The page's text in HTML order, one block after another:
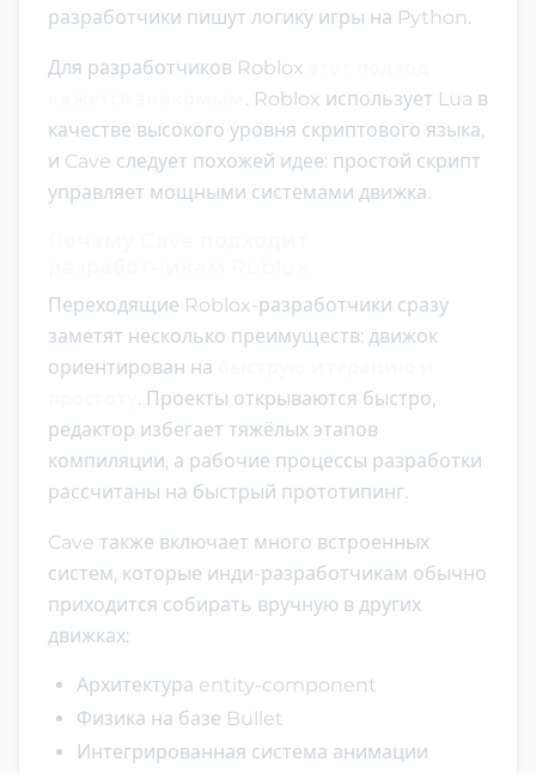
разработчики пишут логику игры на Python.
Для разработчиков Roblox
. Roblox использует Lua в
качестве высокого уровня скриптового языка,
и Cave следует похожей идее: простой скрипт
управляет мощными системами движка.
Переходящие Roblox-разработчики сразу
заметят несколько преимуществ: движок
ориентирован на
. Проекты открываются быстро,
редактор избегает тяжёлых этапов
компиляции, а рабочие процессы разработки
рассчитаны на быстрый прототипинг.
Cave также включает много встроенных
систем, которые инди-разработчикам обычно
приходится собирать вручную в других
движках:
Архитектура entity-component
Физика на базе Bullet
Интегрированная система анимации